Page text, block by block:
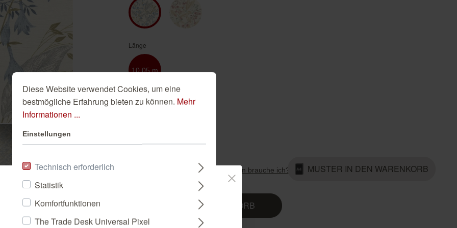
Golden Hour Novella
Schwarze Tapeten
Tapete Beige
Türkise Tapeten
Länge
10,05 m
Breite
Wie viele Rollen brauche ich?
IN DEN WARENKORB
MUSTER IN DEN WARENKORB
DEUTSCHLAND
Diese Website verwendet Cookies, um eine
bestmögliche Erfahrung bieten zu können. Mehr
Informationen ...
Einstellungen
Technisch erforderlich
Statistik
Komfortfunktionen
The Trade Desk Universal Pixel